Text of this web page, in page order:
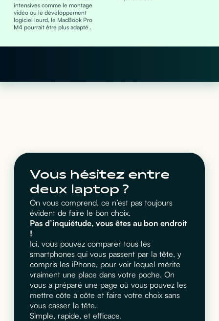
intensives comme le montage
vidéo ou le développement
logiciel lourd, le MacBook Pro
M4 pourrait être plus adapté .
Vous hésitez entre
deux laptop ?
On vous comprend, ce n’est pas toujours
évident de faire le bon choix.
Pas d’inquiétude, vous êtes au bon endroit
!
Ici, vous pouvez comparer tous les
smartphones qui vous passent par la tête, y
compris les iPhone, pour voir lequel mérite
vraiment une place dans votre poche. On
vous a préparé une page où vous pouvez les
mettre côte à côte et faire votre choix sans
vous casser la tête.
Simple, rapide, et efficace.